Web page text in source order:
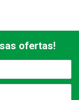
ofertas!